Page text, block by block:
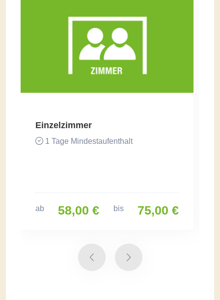
Einzelzimmer
1 Tage Mindestaufenthalt
ab 58,00 € bis 75,00 €